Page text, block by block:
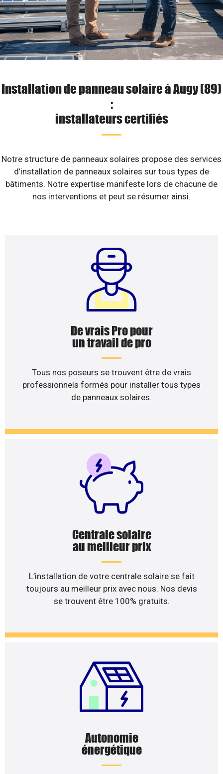
Installation de panneau solaire à Augy (89)
:
installateurs certifiés
Notre structure de panneaux solaires propose des services
d’installation de panneaux solaires sur tous types de
bâtiments. Notre expertise manifeste lors de chacune de
nos interventions et peut se résumer ainsi.
De vrais Pro pour
un travail de pro
Tous nos poseurs se trouvent être de vrais
professionnels formés pour installer tous types
de panneaux solaires.
Centrale solaire
au meilleur prix
L’installation de votre centrale solaire se fait
toujours au meilleur prix avec nous. Nos devis
se trouvent être 100% gratuits.
Autonomie
énergétique